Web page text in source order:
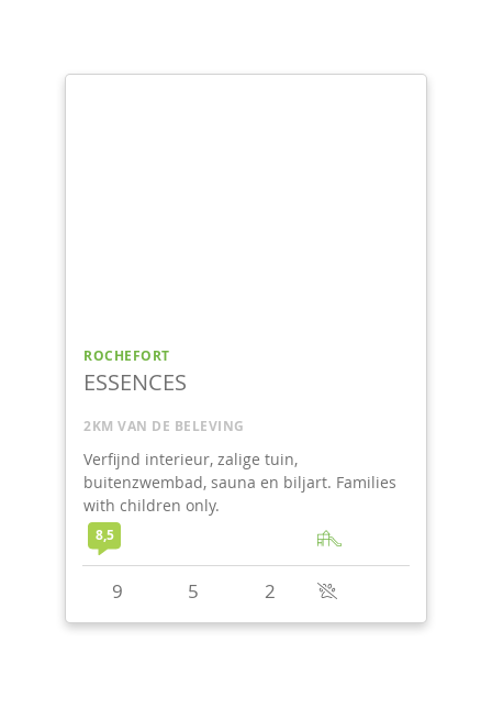
MARCHE-EN-FAMENNE
CRÉPUSCULE
4KM VAN DE BELEVING
Een verandering van decor en rust. De
horizon tot zover het oog kan zien vanuit de
woonkamer en het terras.
8,5
3